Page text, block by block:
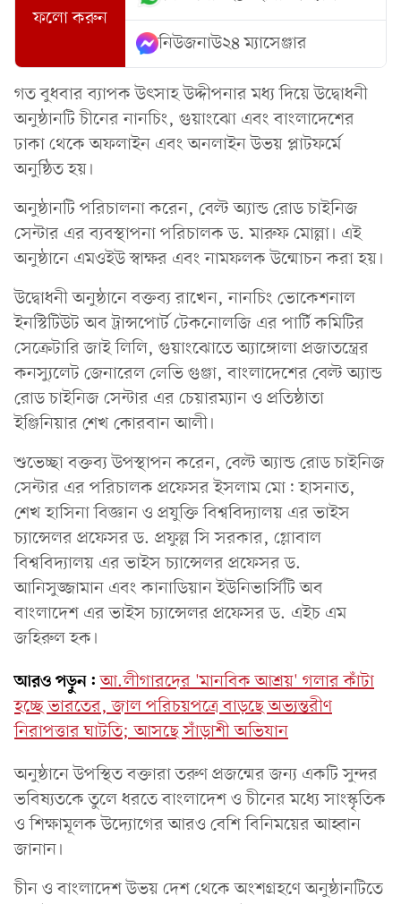
ফলো করুন
নিউজনাউ২৪ ম্যাসেঞ্জার
গত বুধবার ব্যাপক উৎসাহ উদ্দীপনার মধ্য দিয়ে উদ্বোধনী
অনুষ্ঠানটি চীনের নানচিং, গুয়াংঝো এবং বাংলাদেশের
ঢাকা থেকে অফলাইন এবং অনলাইন উভয় প্লাটফর্মে
অনুষ্ঠিত হয়।
অনুষ্ঠানটি পরিচালনা করেন, বেল্ট অ্যান্ড রোড চাইনিজ
সেন্টার এর ব্যবস্থাপনা পরিচালক ড. মারুফ মোল্লা। এই
অনুষ্ঠানে এমওইউ স্বাক্ষর এবং নামফলক উন্মোচন করা হয়।
উদ্বোধনী অনুষ্ঠানে বক্তব্য রাখেন, নানচিং ভোকেশনাল
ইনস্টিটিউট অব ট্রান্সপোর্ট টেকনোলজি এর পার্টি কমিটির
সেক্রেটারি জাই লিলি, গুয়াংঝোতে অ্যাঙ্গোলা প্রজাতন্ত্রের
কনস্যুলেট জেনারেল লেভি গুঞ্জা, বাংলাদেশের বেল্ট অ্যান্ড
রোড চাইনিজ সেন্টার এর চেয়ারম্যান ও প্রতিষ্ঠাতা
ইঞ্জিনিয়ার শেখ কোরবান আলী।
শুভেচ্ছা বক্তব্য উপস্থাপন করেন, বেল্ট অ্যান্ড রোড চাইনিজ
সেন্টার এর পরিচালক প্রফেসর ইসলাম মো: হাসনাত,
শেখ হাসিনা বিজ্ঞান ও প্রযুক্তি বিশ্ববিদ্যালয় এর ভাইস
চ্যান্সেলর প্রফেসর ড. প্রফুল্ল সি সরকার, গ্লোবাল
বিশ্ববিদ্যালয় এর ভাইস চ্যান্সেলর প্রফেসর ড.
আনিসুজ্জামান এবং কানাডিয়ান ইউনিভার্সিটি অব
বাংলাদেশ এর ভাইস চ্যান্সেলর প্রফেসর ড. এইচ এম
জহিরুল হক।
আরও পড়ুন: আ.লীগারদের 'মানবিক আশ্রয়' গলার কাঁটা
হচ্ছে ভারতের, জাল পরিচয়পত্রে বাড়ছে অভ্যন্তরীণ
নিরাপত্তার ঘাটতি; আসছে সাঁড়াশী অভিযান
অনুষ্ঠানে উপস্থিত বক্তারা তরুণ প্রজন্মের জন্য একটি সুন্দর
ভবিষ্যতকে তুলে ধরতে বাংলাদেশ ও চীনের মধ্যে সাংস্কৃতিক
ও শিক্ষামূলক উদ্যোগের আরও বেশি বিনিময়ের আহ্বান
জানান।
চীন ও বাংলাদেশ উভয় দেশ থেকে অংশগ্রহণে অনুষ্ঠানটিতে